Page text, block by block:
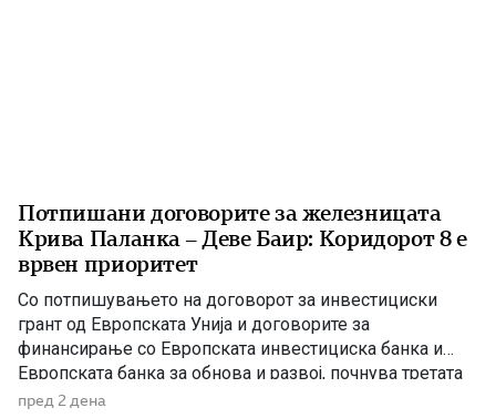
Потпишани договорите за железницата
Крива Паланка – Деве Баир: Коридорот 8 е
врвен приоритет
Со потпишувањето на договорот за инвестициски
грант од Европската Унија и договорите за
финансирање со Европската инвестициска банка и
Европската банка за обнова и развој, почнува третата
фаза од финансирањето на железничката делница
пред 2 дена